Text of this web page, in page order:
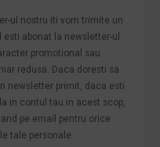
ul nostru iti vom trimite un
abonat la newsletter-ul
promotional sau
redusa. Daca doresti sa
newsletter primit, daca esti
in contul tau in acest scop,
pe email pentru orice
tale personale.